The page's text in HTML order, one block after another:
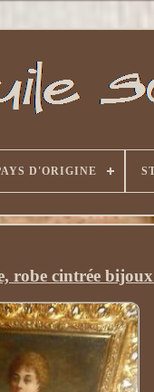
D'ORIGINE
robe cintrée